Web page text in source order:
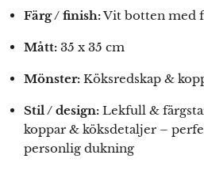
Färg / finish:Vit botten med
Mått: 35 x 35 cm
Mönster: Köksredskap &
Stil / design: Lekfull &
koppar & köksdetaljer –
personlig dukning